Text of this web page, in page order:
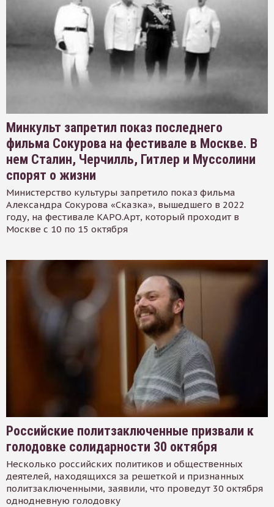
Минкульт запретил показ последнего
фильма Сокурова на фестивале в Москве. В
нем Сталин, Черчилль, Гитлер и Муссолини
спорят о жизни
Министерство культуры запретило показ фильма
Александра Сокурова «Сказка», вышедшего в 2022
году, на фестивале КАРО.Арт, который проходит в
Москве с 10 по 15 октября
Российские политзаключенные призвали к
голодовке солидарности 30 октября
Несколько российских политиков и общественных
деятелей, находящихся за решеткой и признанных
политзаключенными, заявили, что проведут 30 октября
однодневную голодовку